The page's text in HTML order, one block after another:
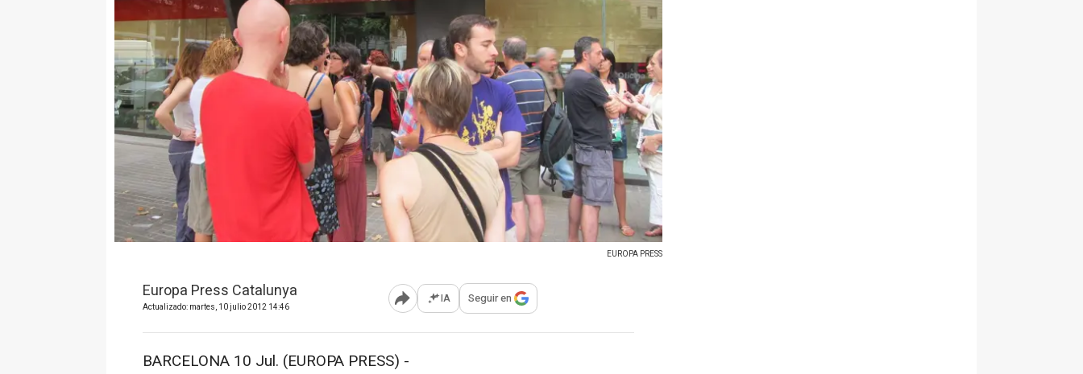
EUROPA PRESS
Europa Press Catalunya
Actualizado: martes, 10 julio 2012 14:46 Abrir opciones para compartir
IA Seguir en
BARCELONA 10 Jul. (EUROPA PRESS) -